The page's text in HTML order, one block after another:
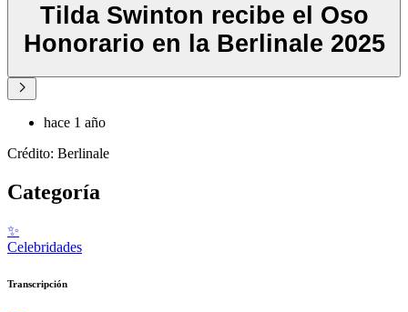
Tilda Swinton recibe el Oso
Honorario en la Berlinale 2025
hace 1 año
Crédito: Berlinale
Categoría
✨
Celebridades
Transcripción